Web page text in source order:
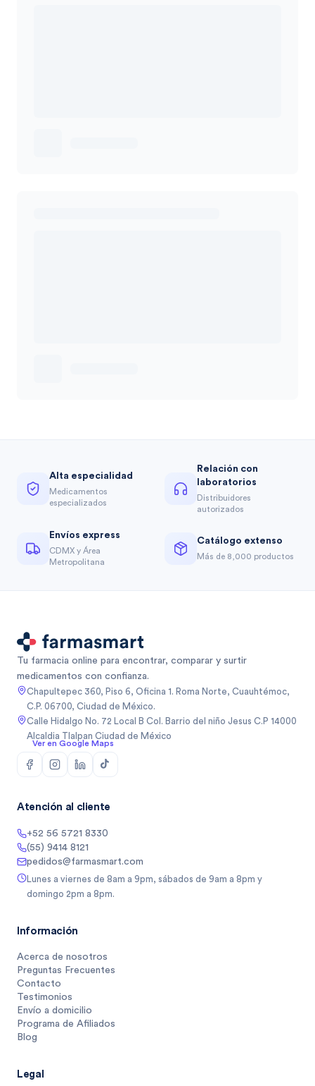
Alta especialidad
Medicamentos
especializados
Relación con
laboratorios
Distribuidores
autorizados
Envíos express
CDMX y Área
Metropolitana
Catálogo extenso
Más de 8,000 productos
Tu farmacia online para encontrar, comparar y surtir
medicamentos con confianza.
Chapultepec 360, Piso 6, Oficina 1. Roma Norte, Cuauhtémoc,
C.P. 06700, Ciudad de México.
Calle Hidalgo No. 72 Local B Col. Barrio del niño Jesus C.P 14000
Alcaldia Tlalpan Ciudad de México
Ver en Google Maps
Atención al cliente
+52 56 5721 8330
(55) 9414 8121
pedidos@farmasmart.com
Lunes a viernes de 8am a 9pm, sábados de 9am a 8pm y
domingo 2pm a 8pm.
Información
Acerca de nosotros
Preguntas Frecuentes
Contacto
Testimonios
Envío a domicilio
Programa de Afiliados
Blog
Legal